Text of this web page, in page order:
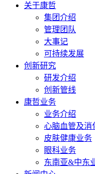
关于康哲
集团介绍
管理团队
大事记
可持续发展
创新研究
研发介绍
创新管线
康哲业务
业务介绍
心脑血管及消
皮肤健康业务
眼科业务
东南亚&中东